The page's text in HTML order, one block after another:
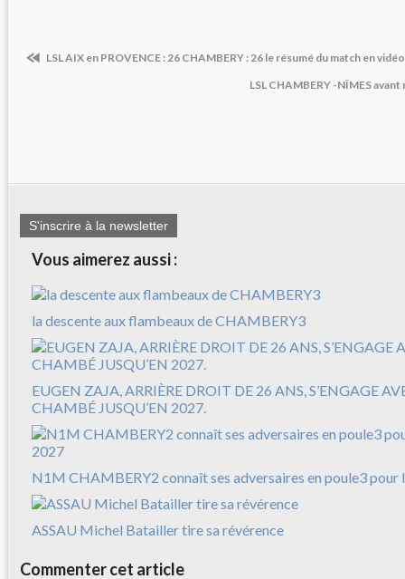
LSL AIX en PROVENCE : 26 CHAMBERY : 26 le résumé du match en
LSL CHAMBERY -NÎMES
S'inscrire à la newsletter
Vous aimerez aussi :
la descente aux flambeaux de CHAMBERY3
EUGEN ZAJA, ARRIÈRE DROIT DE 26 ANS, S’ENGAGE
CHAMBÉ JUSQU’EN 2027.
N1M CHAMBERY2 connaît ses adversaires en poule3 pour
ASSAU Michel Batailler tire sa révérence
Commenter cet article